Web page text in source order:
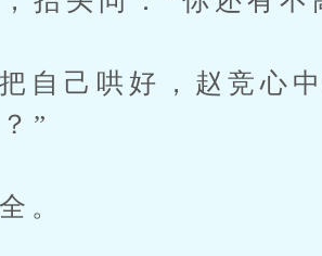
己哄好，赵竞心
”
。